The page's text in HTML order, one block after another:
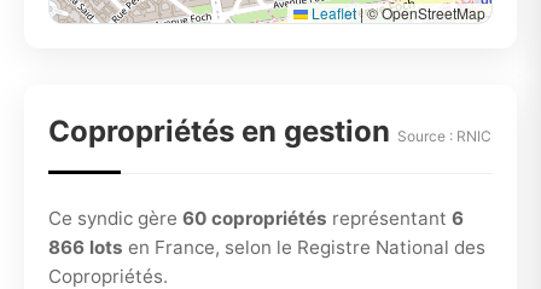
Leaflet|© OpenStreetMap
Copropriétés en gestion Source : RNIC
Ce syndic gère 60 copropriétés représentant 6
866 lots en France, selon le Registre National des
Copropriétés.